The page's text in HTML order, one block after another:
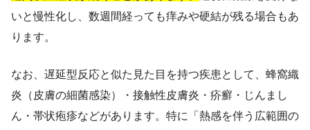
いと慢性化し、数週間経っても痒みや硬結が残る場合もあ
ります。
なお、遅延型反応と似た見た目を持つ疾患として、蜂窩織
炎（皮膚の細菌感染）・接触性皮膚炎・疥癬・じんまし
ん・帯状疱疹などがあります。特に「熱感を伴う広範囲の